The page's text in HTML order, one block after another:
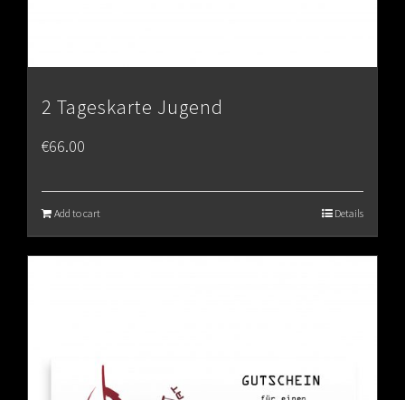
2 Tageskarte Jugend
€66.00
Add to cart Details